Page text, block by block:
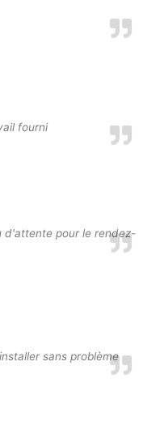
fourni
d'attente pour le rendez-
sans problème